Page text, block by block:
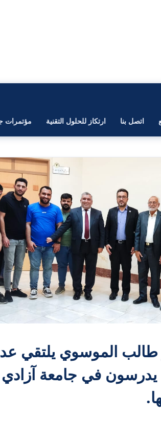
اتصل بنا ارتكاز للحلول التقنية مؤتمرات
طالب الموسوي يلتقي
في جامعة آزادي